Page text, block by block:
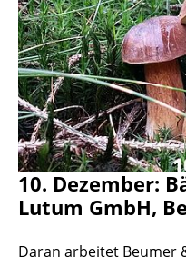
10. Dezember:
Lutum GmbH,
Daran arbeitet Beumer